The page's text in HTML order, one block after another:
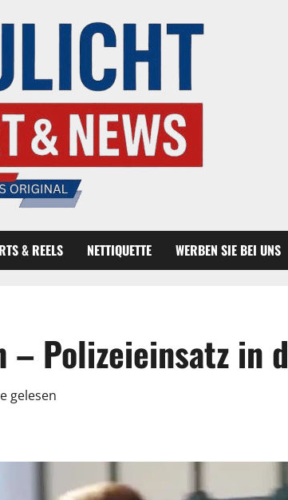
& REELS NETTIQUETTE WERBEN SIE BEI UNS
– Polizeieinsatz in
gelesen